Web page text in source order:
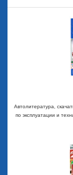
Автолитература,
по эксплуатации и